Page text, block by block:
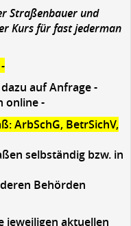
Straßenbauer und
Kurs für fast jederman
auf Anfrage -
online -
ArbSchG, BetrSichV,
selbständig bzw. in
Behörden
jeweiligen aktuellen